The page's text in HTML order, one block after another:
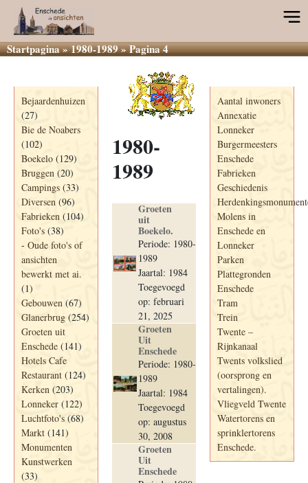
Startpagina»1980-1989»Pagina 4
Bejaardenhuizen
(27)
Bie de Noabers
(102)
Boekelo (129)
Bruggen (20)
Campings (33)
Diversen (96)
Fabrieken (104)
Foto's (38)
- Oude foto's of
ansichten
bewerkt met ai.
(1)
Gebouwen (67)
Glanerbrug (254)
Groeten uit
Enschede (141)
Hotels Cafe
Restaurant (124)
Kerken (203)
Lonneker (122)
Luchtfoto's (68)
Markt (141)
Monumenten
Kunstwerken
(33)
1980-
1989
Groeten
uit
Boekelo.
Periode: 1980-
1989
Jaartal: 1984
Toegevoegd
op: februari
21, 2025
Groeten
Uit
Enschede
Periode: 1980-
1989
Jaartal: 1984
Toegevoegd
op: augustus
30, 2008
Groeten
Uit
Enschede
Aantal inwoners
Annexatie
Lonneker
Burgermeesters
Enschede
Fabrieken
Geschiedenis
Molens in
Enschede en
Lonneker
Parken
Plattegronden
Enschede
Tram
Trein
Twente –
Rijnkanaal
Twents volkslied
(oorsprong en
vertalingen).
Vliegveld Twente
Watertorens en
sprinklertorens
Enschede.